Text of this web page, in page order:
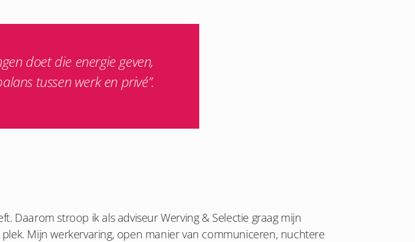
doet die energie geven,
tussen werk en privé”.
Daarom stroop ik als adviseur Werving & Selectie graag mijn
Mijn werkervaring, open manier van communiceren, nuchtere